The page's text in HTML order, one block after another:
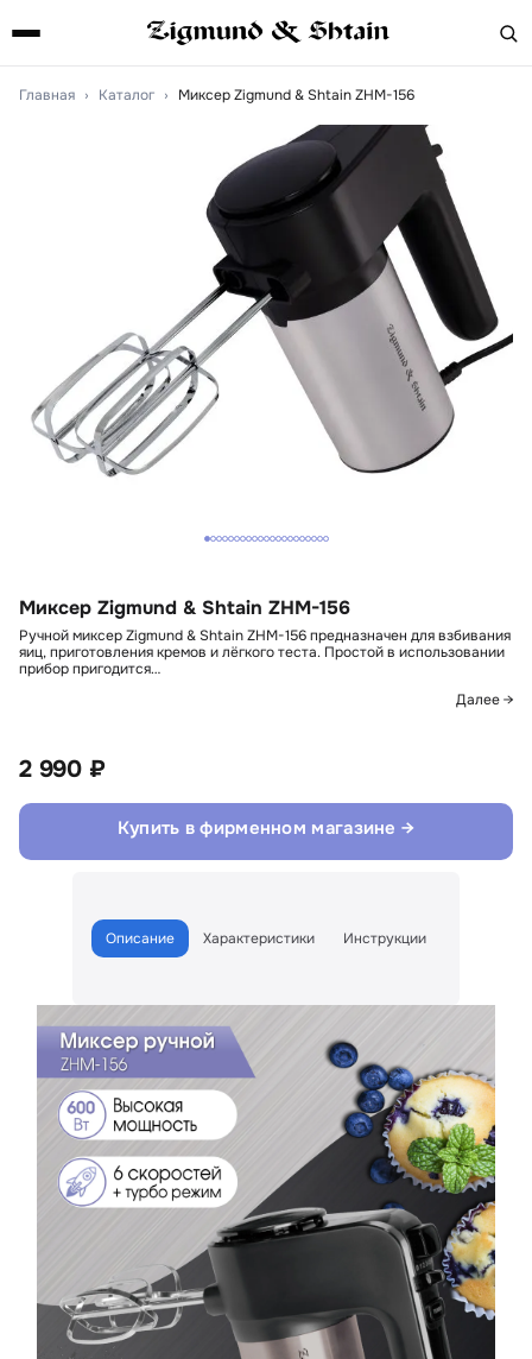
Главная › Каталог › Миксер Zigmund & Shtain ZHM-156
Миксер Zigmund & Shtain ZHM-156
Ручной миксер Zigmund & Shtain ZHM-156 предназначен для взбивания
яиц, приготовления кремов и лёгкого теста. Простой в использовании
прибор пригодится…
Далее →
2 990 ₽
Купить в фирменном магазине →
Описание Характеристики Инструкции